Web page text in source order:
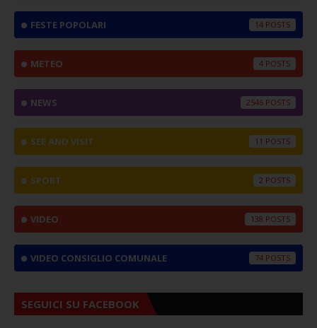
FESTE POPOLARI 14
METEO 4
NEWS 2546
SEE AND VISIT 11
SPORT 2
VIDEO 138
VIDEO CONSIGLIO COMUNALE 74
SEGUICI SU FACEBOOK